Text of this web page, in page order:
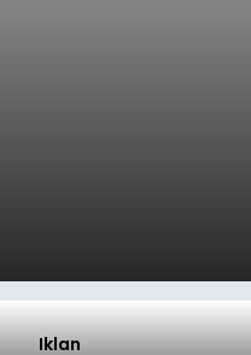
Iklan